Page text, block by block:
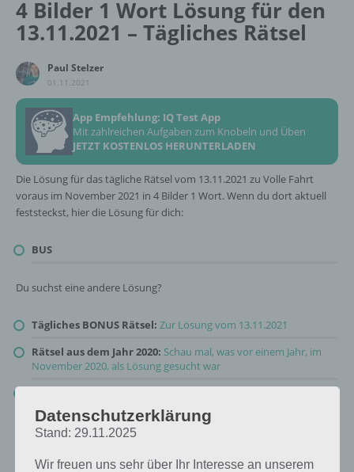
4 Bilder 1 Wort Lösung für den
13.11.2021 – Tägliches Rätsel
Paul Stelzer
01.11.2021
App Empfehlung: IQ Test App
Mit zahlreichen Aufgaben zum Knobeln und Üben
JETZT KOSTENLOS HERUNTERLADEN
Die Lösung für das tägliche Rätsel vom 13.11.2021 zu Volle Fahrt
voraus im November 2021 in 4 Bilder 1 Wort. Wenn du dort aktuell
feststeckst, hier die Lösung für dich:
BUS
Du suchst eine andere Lösung?
Tägliches BONUS Rätsel: Zur Lösung vom 13.11.2021
Rätsel aus dem Jahr 2020: Schau mal, was vor einem Jahr, im
November 2020, als Lösung gesucht war
im November 2021
Datenschutzerklärung
Stand: 29.11.2025
Wir freuen uns sehr über Ihr Interesse an unserem